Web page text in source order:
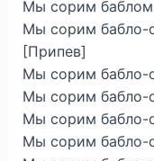
Мы сорим
Мы сорим бабло-
[Припев]
Мы сорим бабло-
Мы сорим бабло-
Мы сорим бабло-
Мы сорим бабло-